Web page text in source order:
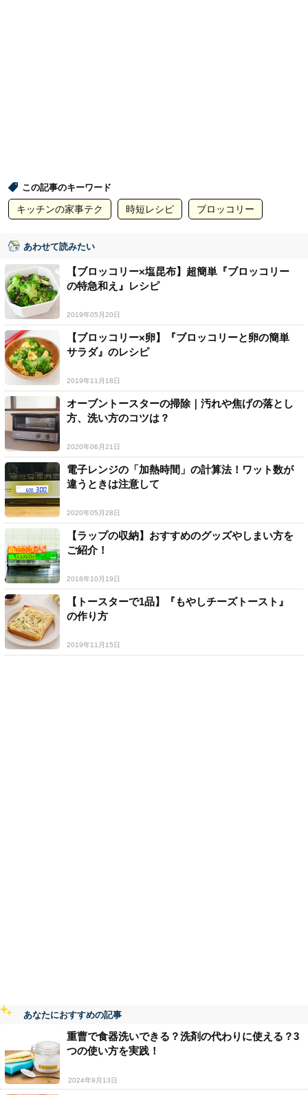
この記事のキーワード
キッチンの家事テク 時短レシピ ブロッコリー
あわせて読みたい
【ブロッコリー×塩昆布】超簡単『ブロッコリー
の特急和え』レシピ
2019年05月20日
【ブロッコリー×卵】『ブロッコリーと卵の簡単
サラダ』のレシピ
2019年11月18日
オーブントースターの掃除｜汚れや焦げの落とし
方、洗い方のコツは？
2020年06月21日
電子レンジの「加熱時間」の計算法！ワット数が
違うときは注意して
2020年05月28日
【ラップの収納】おすすめのグッズやしまい方を
ご紹介！
2018年10月19日
【トースターで1品】『もやしチーズトースト』
の作り方
2019年11月15日
あなたにおすすめの記事
重曹で食器洗いできる？洗剤の代わりに使える？3
つの使い方を実践！
2024年9月13日